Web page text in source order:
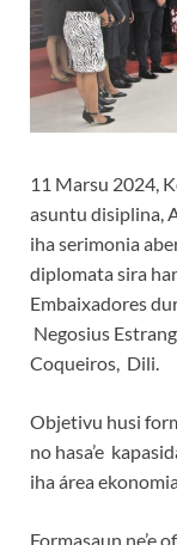
11 Marsu 2024,
asuntu disiplina,
iha serimonia
diplomata sira
Embaixadores
Negosius
Coqueiros, Dili.
Objetivu husi
no hasa’e
iha área
Formasaun ne’e